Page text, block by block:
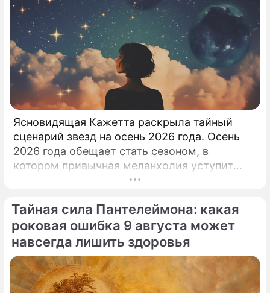
Ясновидящая Кажетта раскрыла тайный
сценарий звезд на осень 2026 года. Осень
2026 года обещает стать сезоном, в
котором привычная меланхолия уступит
место активному движению, полезным
Тайная сила Пантелеймона: какая
роковая ошибка 9 августа может
навсегда лишить здоровья